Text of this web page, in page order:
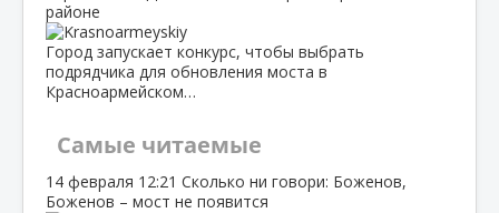
районе
Город запускает конкурс, чтобы выбрать
подрядчика для обновления моста в
Красноармейском…
Самые читаемые
14 февраля 12:21 Сколько ни говори: Боженов,
Боженов – мост не появится